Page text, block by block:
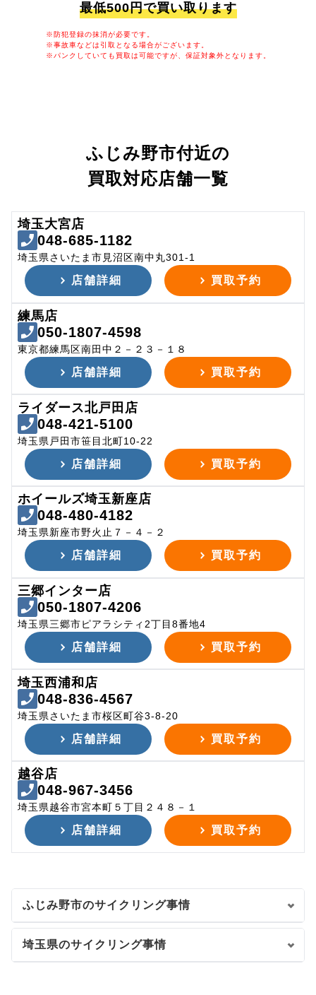
最低500円で買い取ります
※防犯登録の抹消が必要です。
※事故車などは引取となる場合がございます。
※パンクしていても買取は可能ですが、保証対象外となります。
ふじみ野市付近の
買取対応店舗一覧
埼玉大宮店
048-685-1182
埼玉県さいたま市見沼区南中丸301-1
店舗詳細 買取予約
練馬店
050-1807-4598
東京都練馬区南田中２－２３－１８
店舗詳細 買取予約
ライダース北戸田店
048-421-5100
埼玉県戸田市笹目北町10-22
店舗詳細 買取予約
ホイールズ埼玉新座店
048-480-4182
埼玉県新座市野火止７－４－２
店舗詳細 買取予約
三郷インター店
050-1807-4206
埼玉県三郷市ピアラシティ2丁目8番地4
店舗詳細 買取予約
埼玉西浦和店
048-836-4567
埼玉県さいたま市桜区町谷3-8-20
店舗詳細 買取予約
越谷店
048-967-3456
埼玉県越谷市宮本町５丁目２４８－１
店舗詳細 買取予約
ふじみ野市のサイクリング事情
埼玉県のサイクリング事情